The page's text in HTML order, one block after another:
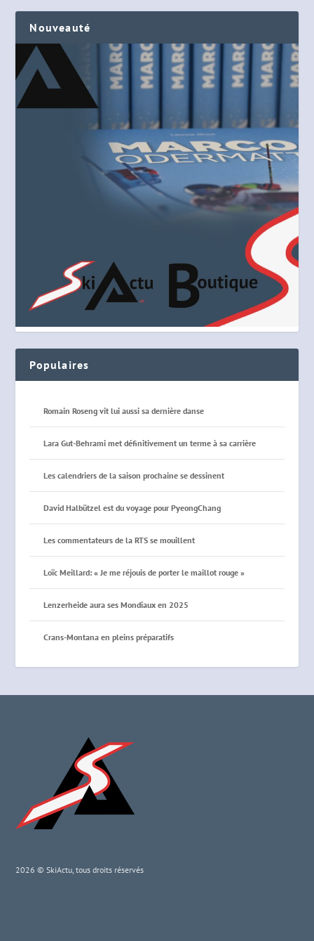
Nouveauté
Populaires
Romain Roseng vit lui aussi sa dernière danse
Lara Gut-Behrami met définitivement un terme à sa carrière
Les calendriers de la saison prochaine se dessinent
David Halbützel est du voyage pour PyeongChang
Les commentateurs de la RTS se mouillent
Loïc Meillard: « Je me réjouis de porter le maillot rouge »
Lenzerheide aura ses Mondiaux en 2025
Crans-Montana en pleins préparatifs
2026 © SkiActu, tous droits réservés